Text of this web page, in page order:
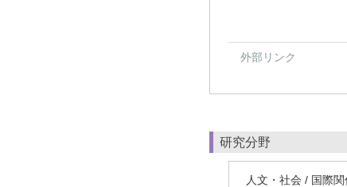
外部リンク
研究分野
人文・社会 / 国際